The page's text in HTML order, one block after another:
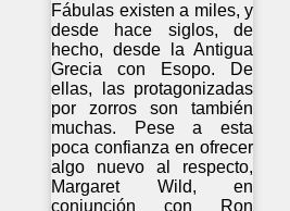
Fábulas existen a miles, y
desde hace siglos, de
hecho, desde la Antigua
Grecia con Esopo. De
ellas, las protagonizadas
por zorros son también
muchas. Pese a esta
poca confianza en ofrecer
algo nuevo al respecto,
Margaret Wild, en
conjunción con Ron